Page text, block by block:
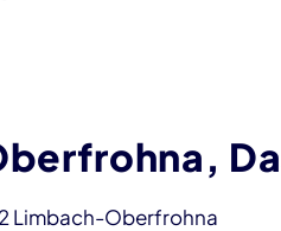
Limbach-Oberfrohna